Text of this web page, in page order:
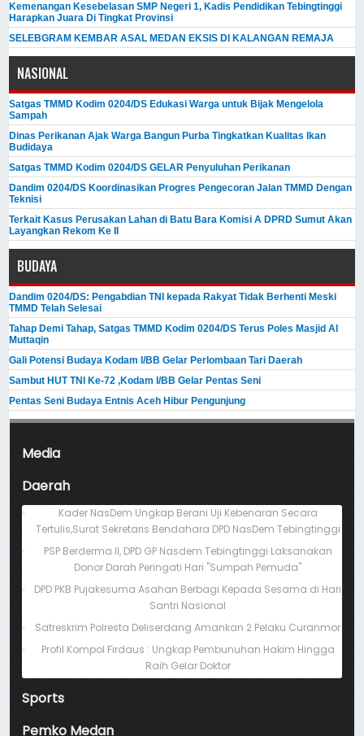
Kemenangan Kesebelasan SMP Negeri 1, Kadis Pendidikan Tebingtinggi
Harapkan Juara Di Tingkat Provinsi
SELEBGRAM KEMBAR ASAL MEDAN EKSIS DI KALANGAN REMAJA
NASIONAL
Satgas TMMD Kodim 0204/DS Edukasi Warga untuk Bijak Mengelola
Sampah
Dinas Perikanan Ajak Warga Bangun Purba Tingkatkan Kualitas Ikan
Budidaya
Satgas TMMD Kodim 0204/DS GELAR Penyuluhan Perikanan
Dandim 0204/DS Koordinasikan Progres Pengecoran Jalan TMMD Dengan
Teknisi
Terkait Kasus Perusakan Lahan di Batu Bara Komisi A DPRD Sumut Akan
Layangkan Rekom Ke II
BUDAYA
Dandim 0204/DS: Pengabdian TNI kepada Rakyat Tidak Berhenti Meski ​
TMMD Telah Selesai
Tahap Demi Tahap, Satgas TMMD Kodim 0204/DS Terus Poles Masjid Al
Muttaqin
Gali Potensi Budaya Kodam I/BB Gelar Perlombaan Tari Daerah
Sambut HUT TNI Ke-72 ,Kodam I/BB Gelar Pentas Seni
Pentas Seni Budaya Entnis Aceh Hibur Pengunjung
Media
Daerah
Kader NasDem Ungkap Berani Uji Kebenaran Secara
Tertulis,Surat Sekretaris Bendahara DPD NasDem Tebingtinggi
PSP Berderma II, DPD GP Nasdem Tebingtinggi Laksanakan
Donor Darah Peringati Hari "Sumpah Pemuda"
DPD PKB Pujakesuma Asahan Berbagi Kepada Sesama di Hari
Santri Nasional
Satreskrim Polresta Deliserdang Amankan 2 Pelaku Curanmor
Profil Kompol Firdaus : Ungkap Pembunuhan Hakim Hingga
Raih Gelar Doktor
Sports
Pemko Medan